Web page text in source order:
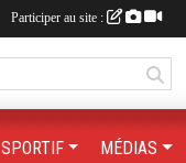
SPORTIF MÉDIAS
Participer au site :